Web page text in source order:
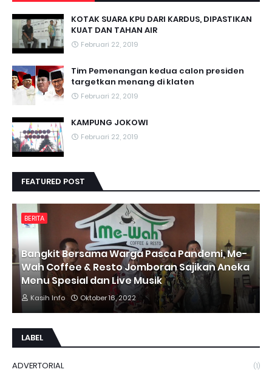
KOTAK SUARA KPU DARI KARDUS, DIPASTIKAN
KUAT DAN TAHAN AIR
Februari 22, 2019
Tim Pemenangan kedua calon presiden
targetkan menang di klaten
Februari 22, 2019
KAMPUNG JOKOWI
Februari 22, 2019
FEATURED POST
BERITA
Bangkit Bersama Warga Pasca Pandemi, Me-
Wah Coffee & Resto Jomboran Sajikan Aneka
Menu Spesial dan Live Musik
Kasih Info Oktober 16, 2022
LABEL
ADVERTORIAL (1)